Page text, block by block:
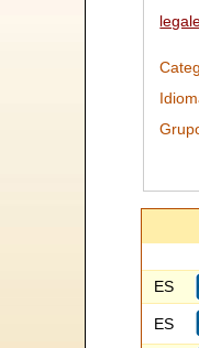
ES
ES